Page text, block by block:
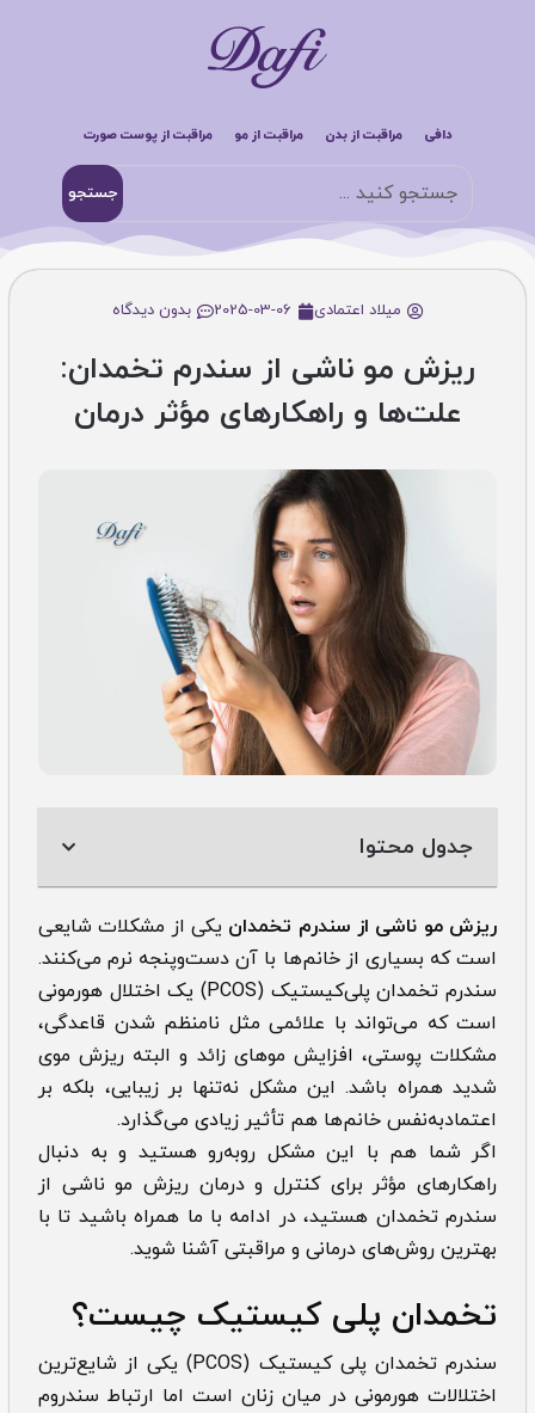
دافی مراقبت از بدن مراقبت از مو مراقبت از پوست صورت
جستجو
میلاد اعتمادی 2025-03-06 بدون دیدگاه
ریزش مو ناشی از سندرم تخمدان:
علت‌ها و راهکارهای مؤثر درمان
جدول محتوا
ریزش مو ناشی از سندرم تخمدان یکی از مشکلات شایعی
است که بسیاری از خانم‌ها با آن دست‌وپنجه نرم می‌کنند.
سندرم تخمدان پلی‌کیستیک (PCOS) یک اختلال هورمونی
است که می‌تواند با علائمی مثل نامنظم شدن قاعدگی،
مشکلات پوستی، افزایش موهای زائد و البته ریزش موی
شدید همراه باشد. این مشکل نه‌تنها بر زیبایی، بلکه بر
اعتمادبه‌نفس خانم‌ها هم تأثیر زیادی می‌گذارد.
اگر شما هم با این مشکل روبه‌رو هستید و به دنبال
راهکارهای مؤثر برای کنترل و درمان ریزش مو ناشی از
سندرم تخمدان هستید، در ادامه با ما همراه باشید تا با
بهترین روش‌های درمانی و مراقبتی آشنا شوید.
تخمدان پلی کیستیک چیست؟
سندرم تخمدان پلی کیستیک (PCOS) یکی از شایع‌ترین
اختلالات هورمونی در میان زنان است اما ارتباط سندروم